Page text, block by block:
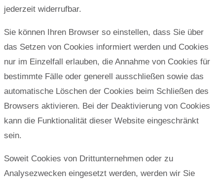
jederzeit widerrufbar.
Sie können Ihren Browser so einstellen, dass Sie über
das Setzen von Cookies informiert werden und Cookies
nur im Einzelfall erlauben, die Annahme von Cookies für
bestimmte Fälle oder generell ausschließen sowie das
automatische Löschen der Cookies beim Schließen des
Browsers aktivieren. Bei der Deaktivierung von Cookies
kann die Funktionalität dieser Website eingeschränkt
sein.
Soweit Cookies von Drittunternehmen oder zu
Analysezwecken eingesetzt werden, werden wir Sie